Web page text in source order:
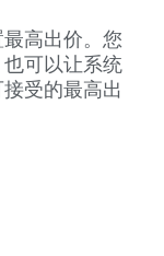
高出价。您
可以让系统
受的最高出